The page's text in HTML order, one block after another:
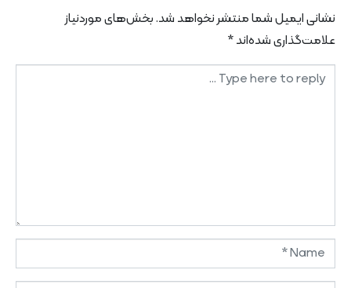
نشانی ایمیل شما منتشر نخواهد شد.بخش‌های موردنیاز
علامت‌گذاری شده‌اند*
Comment
Name
*